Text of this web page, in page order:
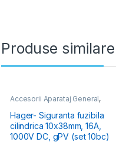
Produse similare
Accesorii Aparataj General,
Accesorii Fotovoltaice
Hager- Siguranta fuzibila
cilindrica 10x38mm, 16A,
1000V DC, gPV (set 10bc)